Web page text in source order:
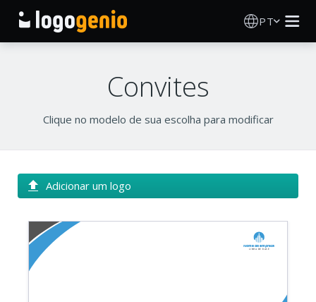
PT
Gerador de logótipos IA
Produtos impressos
Sobre
Blog
Convites
Clique no modelo de sua escolha para modificar
Adicionar um logo
Nome da empresa
Linha de base